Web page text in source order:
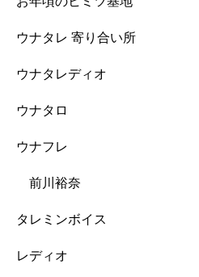
ウナタレ 寄り合い所
ウナタレディオ
ウナタロ
ウナフレ
前川裕奈
タレミンボイス
レディオ